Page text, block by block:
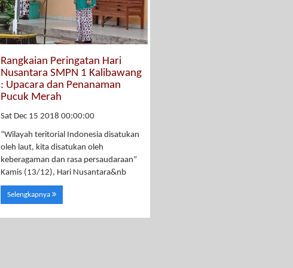
Rangkaian Peringatan Hari
Nusantara SMPN 1 Kalibawang
: Upacara dan Penanaman
Pucuk Merah
Sat Dec 15 2018 00:00:00
“Wilayah teritorial Indonesia disatukan
oleh laut, kita disatukan oleh
keberagaman dan rasa persaudaraan”
Kamis (13/12), Hari Nusantara&nb
Selengkapnya